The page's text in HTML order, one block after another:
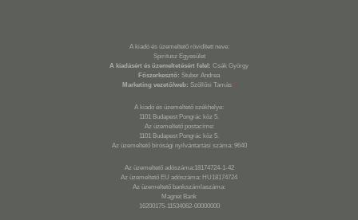
A kiadó és üzemeltető rövidített neve:
Spiritusz Egyesület
A kiadásért és üzemeltetésért felel: Csák György
Főszerkesztő: Stuber Andrea
Marketing vezető/web: Szöllősi Tamás *
A kiadó és üzemeltető székhelye:
1101 Budapest Pongrác köz 5.
Az üzemeltető postacíme:
1101 Budapest Pongrác köz 5.
Az üzemeltető bírósági nyilvántartási száma: 9640
Az üzemeltető adószáma:18174724-1-42
Az üzemeltető EU adószáma: HU18174724
Az üzemeltető bankszámlaszáma:
Magnet Bank
16200175-11534062-00000000